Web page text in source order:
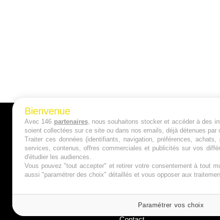
A PROPOS
Qui sommes nous ?
Mentions Légales
Politique de Cookies
Bienvenue
Avec 146 partenaires, nous souhaitons stocker et accéder à des
soient collectées sur ce site ou dans nos emails, déjà détenues
Traiter ces données (identifiants, navigation, préférences,
services, contenus, offres commerciales et publicités sur vos
d'étudier les audiences.
Vous pouvez "tout accepter" et retirer votre consentement à tout
aussi "paramétrer des choix" détaillés et vous opposer aux
Paramétrer vos choix